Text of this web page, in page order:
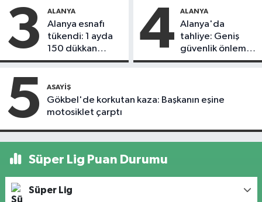
3 ALANYA
Alanya esnafı
tükendi: 1 ayda
150 dükkan
kapandı
4 ALANYA
Alanya'da
tahliye: Geniş
güvenlik önlemi
alındı
5 ASAYIŞ
Gökbel'de korkutan kaza: Başkanın eşine
motosiklet çarptı
Süper Lig Puan Durumu
Süper Lig